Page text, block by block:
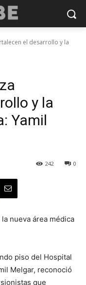
el desarrollo y la
y la
Yamil
0
242
nueva área médica
piso del Hospital
Melgar, reconoció
que